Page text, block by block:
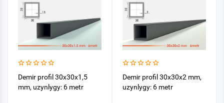
Demir profil 30x30x1,5
mm, uzynlygy: 6 metr
Demir profil 30x30x2 mm,
uzynlygy: 6 metr